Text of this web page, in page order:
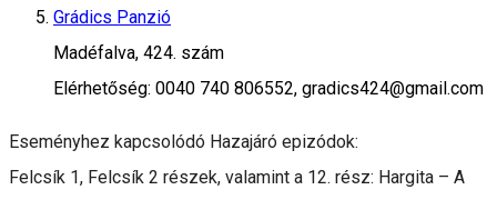
Grádics Panzió
Madéfalva, 424. szám
Elérhetőség: 0040 740 806552, gradics424@gmail.com
Eseményhez kapcsolódó Hazajáró epizódok:
Felcsík 1, Felcsík 2 részek, valamint a 12. rész: Hargita – A